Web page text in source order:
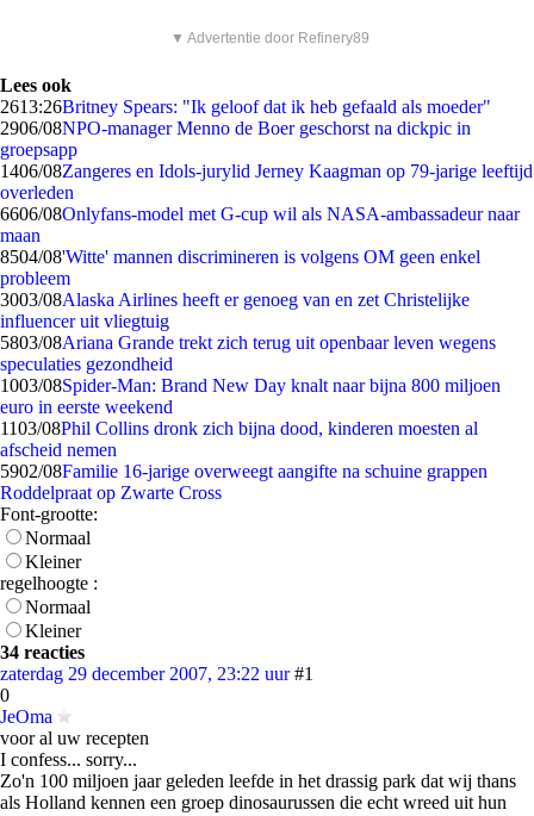
▼ Advertentie door Refinery89
Lees ook
2613:26Britney Spears: "Ik geloof dat ik heb gefaald als moeder"
2906/08NPO-manager Menno de Boer geschorst na dickpic in
groepsapp
1406/08Zangeres en Idols-jurylid Jerney Kaagman op 79-jarige leeftijd
overleden
6606/08Onlyfans-model met G-cup wil als NASA-ambassadeur naar
maan
8504/08'Witte' mannen discrimineren is volgens OM geen enkel
probleem
3003/08Alaska Airlines heeft er genoeg van en zet Christelijke
influencer uit vliegtuig
5803/08Ariana Grande trekt zich terug uit openbaar leven wegens
speculaties gezondheid
1003/08Spider-Man: Brand New Day knalt naar bijna 800 miljoen
euro in eerste weekend
1103/08Phil Collins dronk zich bijna dood, kinderen moesten al
afscheid nemen
5902/08Familie 16-jarige overweegt aangifte na schuine grappen
Roddelpraat op Zwarte Cross
Font-grootte:
Normaal
Kleiner
regelhoogte :
Normaal
Kleiner
34 reacties
zaterdag 29 december 2007, 23:22 uur #1
0
JeOma
voor al uw recepten
I confess... sorry...
Zo'n 100 miljoen jaar geleden leefde in het drassig park dat wij thans
als Holland kennen een groep dinosaurussen die echt wreed uit hun